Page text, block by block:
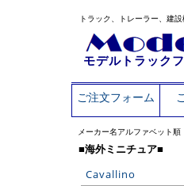
トラック、トレーラー、建
モデルトラック
ご注文フォーム
メーカー名アルファベット順
■海外ミニチュア■
Cavallino